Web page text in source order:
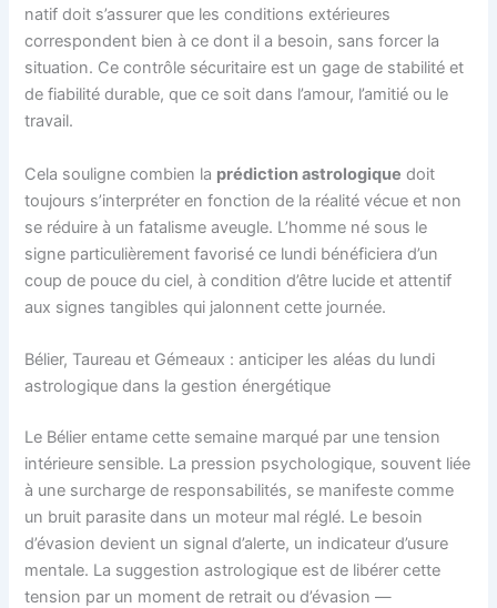
natif doit s’assurer que les conditions extérieures
correspondent bien à ce dont il a besoin, sans forcer la
situation. Ce contrôle sécuritaire est un gage de stabilité et
de fiabilité durable, que ce soit dans l’amour, l’amitié ou le
travail.
Cela souligne combien la prédiction astrologique doit
toujours s’interpréter en fonction de la réalité vécue et non
se réduire à un fatalisme aveugle. L’homme né sous le
signe particulièrement favorisé ce lundi bénéficiera d’un
coup de pouce du ciel, à condition d’être lucide et attentif
aux signes tangibles qui jalonnent cette journée.
Bélier, Taureau et Gémeaux : anticiper les aléas du lundi
astrologique dans la gestion énergétique
Le Bélier entame cette semaine marqué par une tension
intérieure sensible. La pression psychologique, souvent liée
à une surcharge de responsabilités, se manifeste comme
un bruit parasite dans un moteur mal réglé. Le besoin
d’évasion devient un signal d’alerte, un indicateur d’usure
mentale. La suggestion astrologique est de libérer cette
tension par un moment de retrait ou d’évasion —